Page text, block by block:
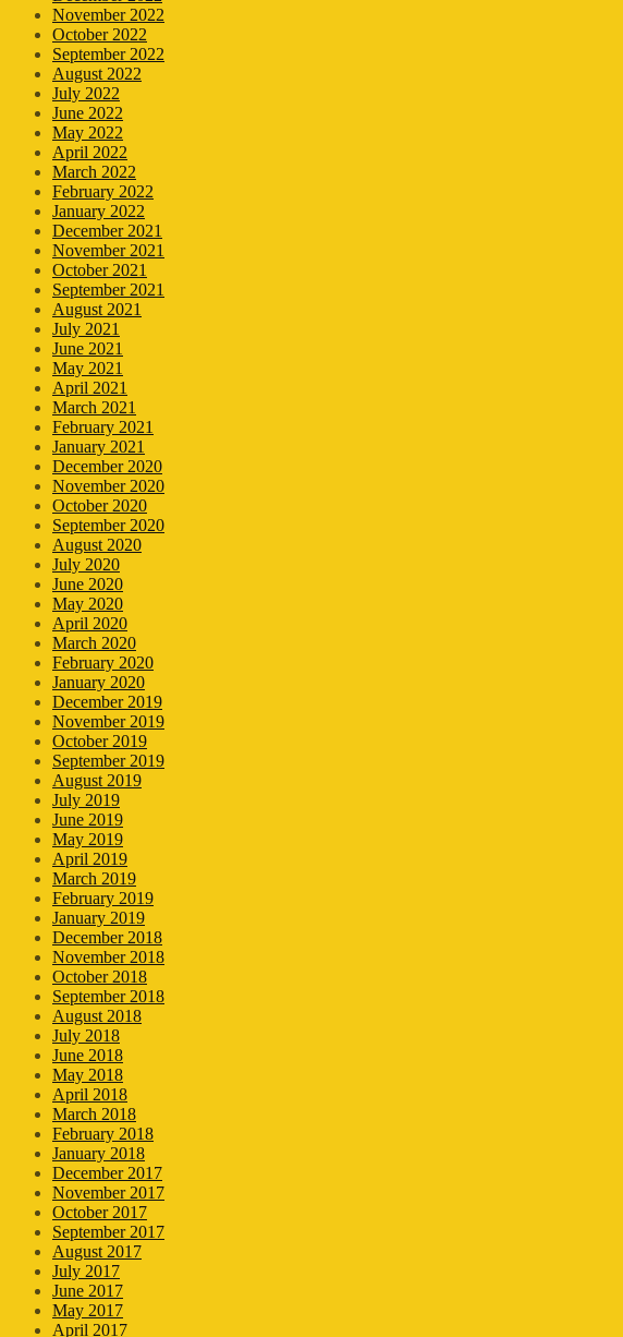
November 2022
October 2022
September 2022
August 2022
July 2022
June 2022
May 2022
April 2022
March 2022
February 2022
January 2022
December 2021
November 2021
October 2021
September 2021
August 2021
July 2021
June 2021
May 2021
April 2021
March 2021
February 2021
January 2021
December 2020
November 2020
October 2020
September 2020
August 2020
July 2020
June 2020
May 2020
April 2020
March 2020
February 2020
January 2020
December 2019
November 2019
October 2019
September 2019
August 2019
July 2019
June 2019
May 2019
April 2019
March 2019
February 2019
January 2019
December 2018
November 2018
October 2018
September 2018
August 2018
July 2018
June 2018
May 2018
April 2018
March 2018
February 2018
January 2018
December 2017
November 2017
October 2017
September 2017
August 2017
July 2017
June 2017
May 2017
April 2017